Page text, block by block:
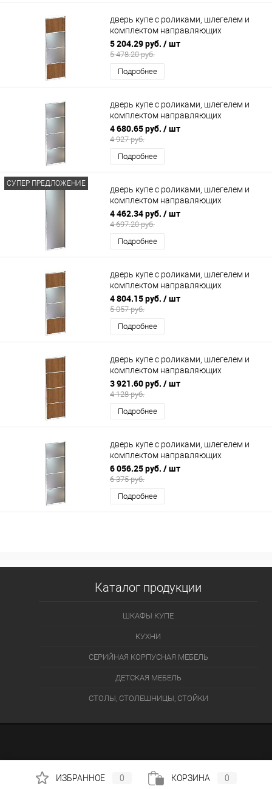
дверь купе с роликами, шлегелем и
комплектом направляющих
900х2200мм (2 секции ЛДСП/2
зеркало)
5 204.29 руб. / шт
5 478.20 руб.
Подробнее
дверь купе с роликами, шлегелем и
комплектом направляющих
600х2200мм (4 секции зеркало)
4 680.65 руб. / шт
4 927 руб.
Подробнее
СУПЕР ПРЕДЛОЖЕНИЕ
дверь купе с роликами, шлегелем и
комплектом направляющих
700х2200мм Зеркало
4 462.34 руб. / шт
4 697.20 руб.
Подробнее
дверь купе с роликами, шлегелем и
комплектом направляющих
800х2200мм (2 секции ЛДСП/2
зеркало)
4 804.15 руб. / шт
5 057 руб.
Подробнее
дверь купе с роликами, шлегелем и
комплектом направляющих
800х2200мм (4 секции ЛДСП)
3 921.60 руб. / шт
4 128 руб.
Подробнее
дверь купе с роликами, шлегелем и
комплектом направляющих
900х2200мм (4 секции зеркало)
6 056.25 руб. / шт
6 375 руб.
Подробнее
Каталог продукции
ШКАФЫ КУПЕ
КУХНИ
СЕРИЙНАЯ КОРПУСНАЯ МЕБЕЛЬ
ДЕТСКАЯ МЕБЕЛЬ
СТОЛЫ, СТОЛЕШНИЦЫ, СТОЙКИ
ИЗБРАННОЕ 0 КОРЗИНА 0